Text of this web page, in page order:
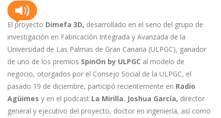
El proyecto Dimefa 3D, desarrollado en el seno del grupo de
investigación en Fabricación Integrada y Avanzada de la
Universidad de Las Palmas de Gran Canaria (ULPGC), ganador
de uno de los premios SpinOn by ULPGC al modelo de
negocio, otorgados por el Consejo Social de la ULPGC, el
pasado 19 de diciembre, participó recientemente en Radio
Agüimes y en el podcast La Mirilla. Joshua García, director
general y ejecutivo del proyecto, doctor en ingeniería, así como